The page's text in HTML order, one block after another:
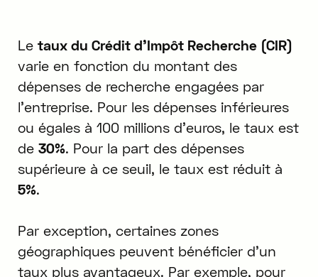
Le taux du Crédit d'Impôt Recherche (CIR)
varie en fonction du montant des
dépenses de recherche engagées par
l'entreprise. Pour les dépenses inférieures
ou égales à 100 millions d'euros, le taux est
de 30%. Pour la part des dépenses
supérieure à ce seuil, le taux est réduit à
5%.
Par exception, certaines zones
géographiques peuvent bénéficier d'un
taux plus avantageux. Par exemple, pour